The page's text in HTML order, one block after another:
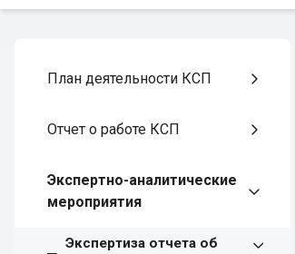
План деятельности КСП
Отчет о работе КСП
Экспертно-аналитические
мероприятия
Экспертиза отчета об